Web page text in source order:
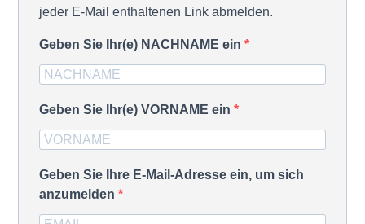
jeder E-Mail enthaltenen Link abmelden.
Geben Sie Ihr(e) NACHNAME ein
Geben Sie Ihr(e) VORNAME ein
Geben Sie Ihre E-Mail-Adresse ein, um sich
anzumelden